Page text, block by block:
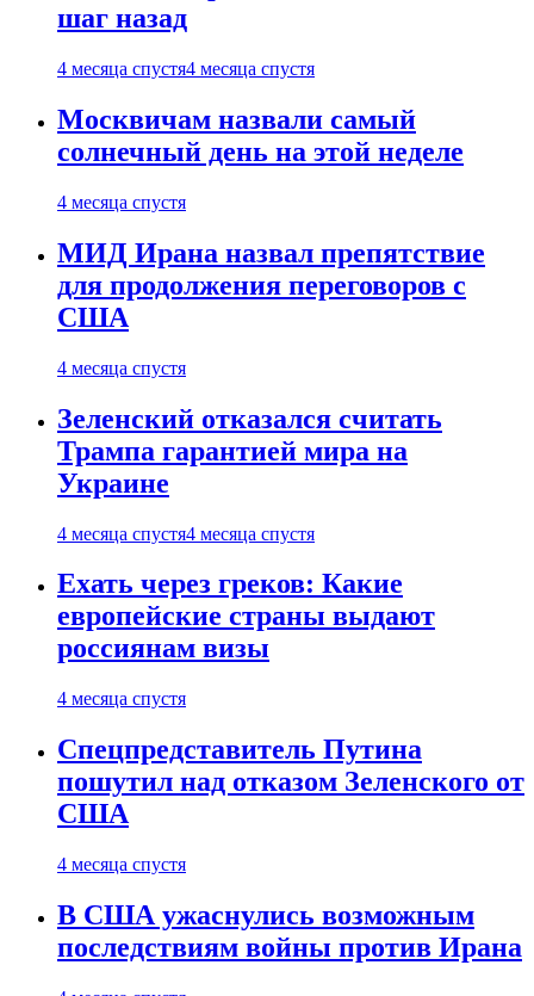
шаг назад
4 месяца спустя4 месяца спустя
Москвичам назвали самый
солнечный день на этой неделе
4 месяца спустя
МИД Ирана назвал препятствие
для продолжения переговоров с
США
4 месяца спустя
Зеленский отказался считать
Трампа гарантией мира на
Украине
4 месяца спустя4 месяца спустя
Ехать через греков: Какие
европейские страны выдают
россиянам визы
4 месяца спустя
Спецпредставитель Путина
пошутил над отказом Зеленского от
США
4 месяца спустя
В США ужаснулись возможным
последствиям войны против Ирана